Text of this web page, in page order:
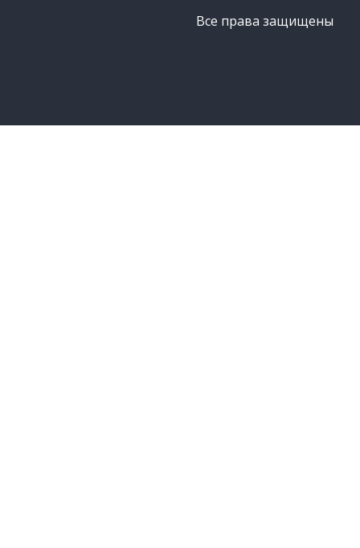
Все права защищены